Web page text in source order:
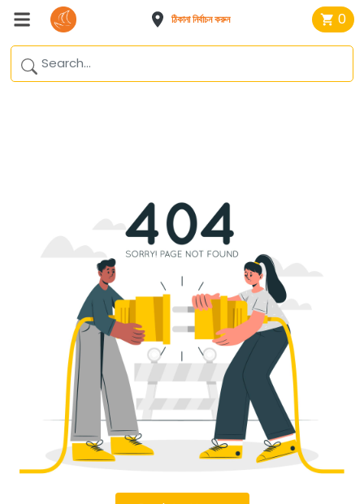
ঠিকানা নির্বাচন করুন 0